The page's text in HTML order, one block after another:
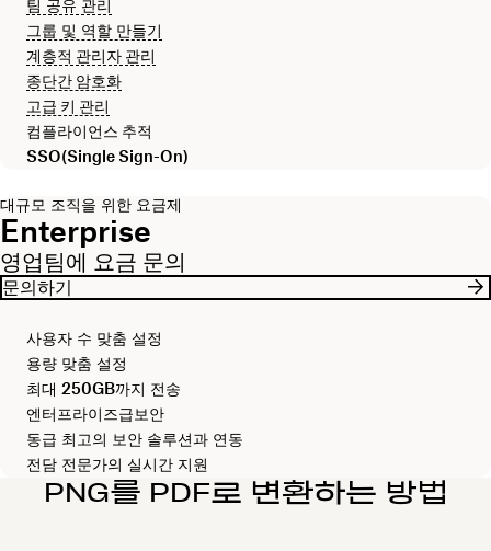
팀 공유 관리
그룹 및 역할 만들기
계층적 관리자 관리
종단간 암호화
고급 키 관리
컴플라이언스 추적
SSO(Single Sign-On)
대규모 조직을 위한 요금제
Enterprise
영업팀에 요금 문의
문의하기
사용자 수 맞춤 설정
용량 맞춤 설정
최대 250GB까지 전송
엔터프라이즈급보안
동급 최고의 보안 솔루션과 연동
전담 전문가의 실시간 지원
PNG를 PDF로 변환하는 방법